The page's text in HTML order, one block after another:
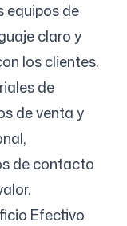
equipos de
claro y
los clientes.
de
de venta y
de contacto
Efectivo